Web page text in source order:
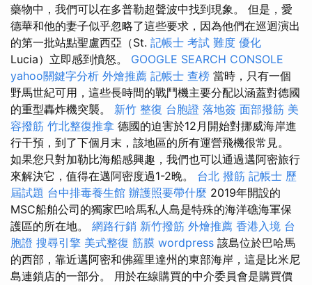
藥物中，我們可以在多普勒超聲波中找到現象。 但是，愛
德華和他的妻子似乎忽略了這些要求，因為他們在巡迴演出
的第一批站點聖盧西亞（St. 記帳士 考試 難度 優化
Lucia）立即感到憤怒。 GOOGLE SEARCH CONSOLE
yahoo關鍵字分析 外燴推薦 記帳士 查榜 當時，只有一個
野馬世紀可用，這些長時間的戰鬥機主要分配以涵蓋對德國
的重型轟炸機突襲。 新竹 整復 台胞證 落地簽 面部撥筋 美
容撥筋 竹北整復推拿 德國的迫害於12月開始對挪威海岸進
行干預，到了下個月末，該地區的所有運營飛機很常見。
如果您只對加勒比海船感興趣，我們也可以通過邁阿密旅行
來解決它，值得在邁阿密度過1-2晚。 台北 撥筋 記帳士 歷
屆試題 台中排毒養生館 辦護照要帶什麼 2019年開設的
MSC船舶公司的獨家巴哈馬​​私人島是特殊的海洋礁海軍保
護區的所在地。 網路行銷 新竹撥筋 外燴推薦 香港入境 台
胞證 搜尋引擎 美式整復 筋膜 wordpress 該島位於巴哈馬
的西部，靠近邁阿密和佛羅里達州的東部海岸，這是比米尼
島連鎖店的一部分。 用於在線購買的中介委員會是購買價